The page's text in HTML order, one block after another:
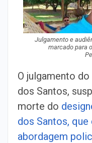
Julgamento e
marcado para
O julgamento
dos Santos,
morte do
dos Santos,
abordagem